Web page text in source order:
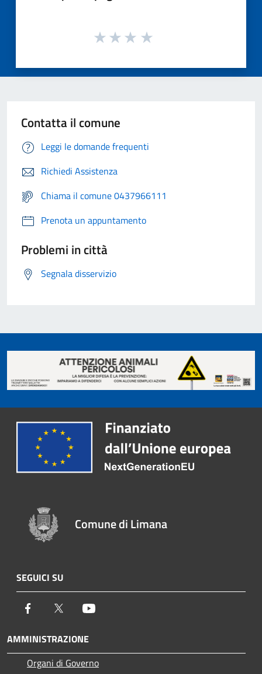
Contatta il comune
Leggi le domande frequenti
Richiedi Assistenza
Chiama il comune 0437966111
Prenota un appuntamento
Problemi in città
Segnala disservizio
Comune di Limana
SEGUICI SU
Facebook Twitter
AMMINISTRAZIONE
Organi di Governo